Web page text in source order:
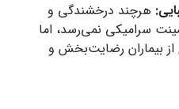
هرچند درخشندگی و
سرامیکی نمی‌رسد، اما
از بیماران رضایت‌بخش و